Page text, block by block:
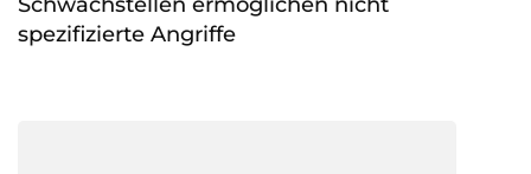
spezifizierte Angriffe